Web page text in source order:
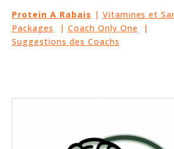
Protein A Rabais | Vitamines et
Packages | Coach Only One |
Suggestions des Coachs
MARQUES
keyboard_arrow_right
PACKAGES
keyboard_arrow_right
CI
PARTENAIRES